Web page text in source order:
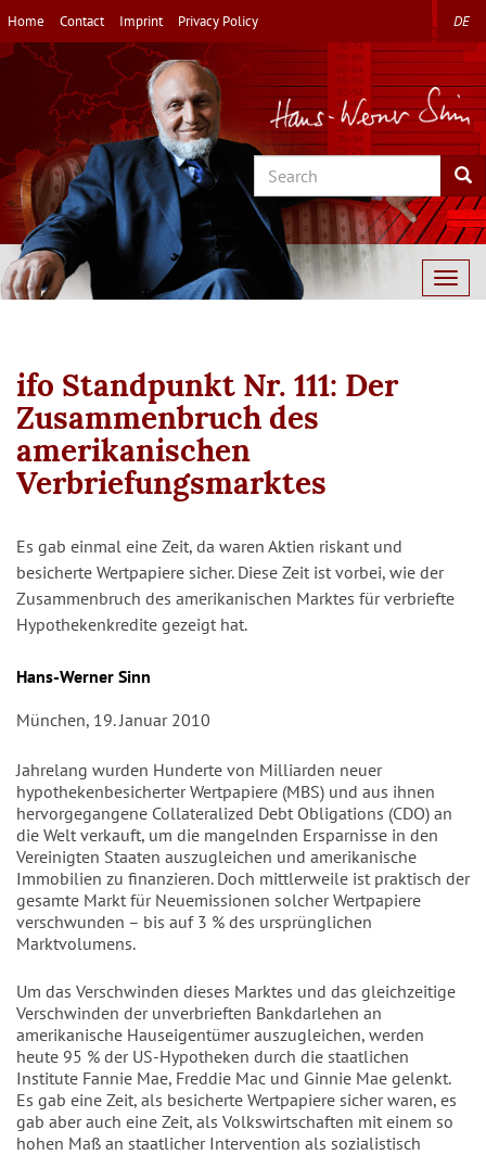
Skip
to
main
Home Contact Imprint Privacy Policy DE
Search
ifo Standpunkt Nr. 111: Der
Zusammenbruch des
amerikanischen
Verbriefungsmarktes
Es gab einmal eine Zeit, da waren Aktien riskant und
besicherte Wertpapiere sicher. Diese Zeit ist vorbei, wie der
Zusammenbruch des amerikanischen Marktes für verbriefte
Hypothekenkredite gezeigt hat.
Autor/en
Hans-Werner Sinn
München, 19. Januar 2010
Jahrelang wurden Hunderte von Milliarden neuer
hypothekenbesicherter Wertpapiere (MBS) und aus ihnen
hervorgegangene Collateralized Debt Obligations (CDO) an
die Welt verkauft, um die mangelnden Ersparnisse in den
Vereinigten Staaten auszugleichen und amerikanische
Immobilien zu finanzieren. Doch mittlerweile ist praktisch der
gesamte Markt für Neuemissionen solcher Wertpapiere
verschwunden – bis auf 3 % des ursprünglichen
Marktvolumens.
Um das Verschwinden dieses Marktes und das gleichzeitige
Verschwinden der unverbrieften Bankdarlehen an
amerikanische Hauseigentümer auszugleichen, werden
heute 95 % der US-Hypotheken durch die staatlichen
Institute Fannie Mae, Freddie Mac und Ginnie Mae gelenkt.
Es gab eine Zeit, als besicherte Wertpapiere sicher waren, es
gab aber auch eine Zeit, als Volkswirtschaften mit einem so
hohen Maß an staatlicher Intervention als sozialistisch